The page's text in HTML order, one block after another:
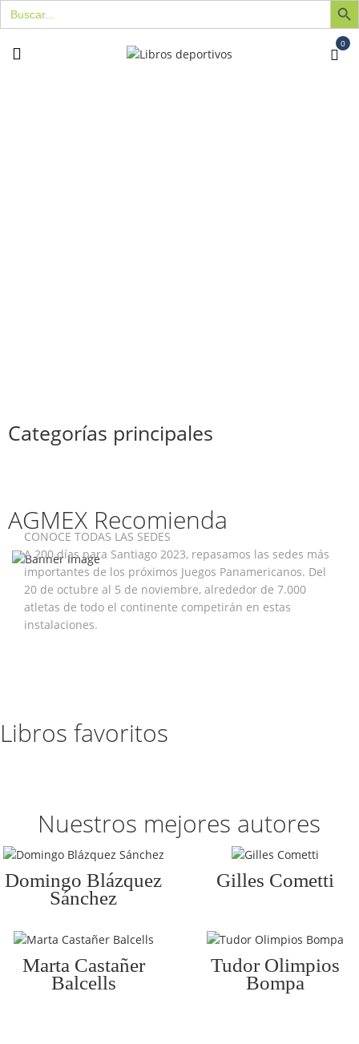
Buscar:
0
Categorías principales
AGMEX Recomienda
CONOCE TODAS LAS SEDES
A 200 días para Santiago 2023, repasamos las sedes más
importantes de los próximos Juegos Panamericanos. Del
20 de octubre al 5 de noviembre, alrededor de 7.000
atletas de todo el continente competirán en estas
instalaciones.
Libros favoritos
Nuestros mejores autores
Domingo Blázquez
Sánchez
Gilles Cometti
Marta Castañer
Balcells
Tudor Olimpios
Bompa